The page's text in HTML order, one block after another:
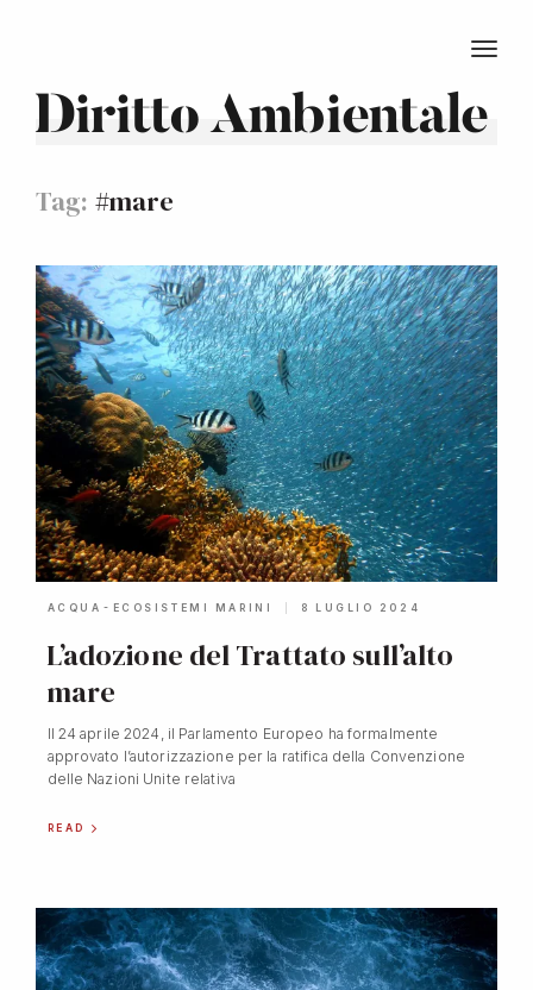
Diritto Ambientale
Tag: #mare
ACQUA - ECOSISTEMI MARINI 8 LUGLIO 2024
L’adozione del Trattato sull’alto
mare
Il 24 aprile 2024, il Parlamento Europeo ha formalmente
approvato l’autorizzazione per la ratifica della Convenzione
delle Nazioni Unite relativa
READ